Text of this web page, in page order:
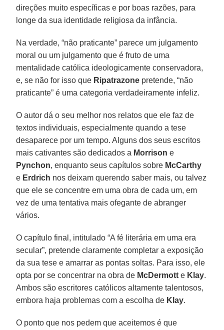
direções muito específicas e por boas razões, para
longe da sua identidade religiosa da infância.
Na verdade, “não praticante” parece um julgamento
moral ou um julgamento que é fruto de uma
mentalidade católica ideologicamente conservadora,
e, se não for isso que Ripatrazone pretende, “não
praticante” é uma categoria verdadeiramente infeliz.
O autor dá o seu melhor nos relatos que ele faz de
textos individuais, especialmente quando a tese
desaparece por um tempo. Alguns dos seus escritos
mais cativantes são dedicados a Morrison e
Pynchon, enquanto seus capítulos sobre McCarthy
e Erdrich nos deixam querendo saber mais, ou talvez
que ele se concentre em uma obra de cada um, em
vez de uma tentativa mais ofegante de abranger
vários.
O capítulo final, intitulado “A fé literária em uma era
secular”, pretende claramente completar a exposição
da sua tese e amarrar as pontas soltas. Para isso, ele
opta por se concentrar na obra de McDermott e Klay.
Ambos são escritores católicos altamente talentosos,
embora haja problemas com a escolha de Klay.
O ponto que nos pedem que aceitemos é que